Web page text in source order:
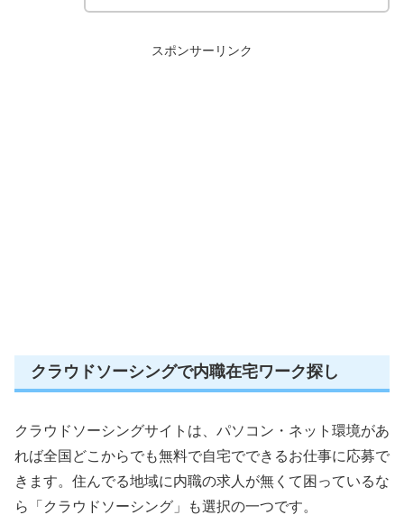
スポンサーリンク
クラウドソーシングで内職在宅ワーク探し
クラウドソーシングサイトは、パソコン・ネット環境があ
れば全国どこからでも無料で自宅でできるお仕事に応募で
きます。住んでる地域に内職の求人が無くて困っているな
ら「クラウドソーシング」も選択の一つです。